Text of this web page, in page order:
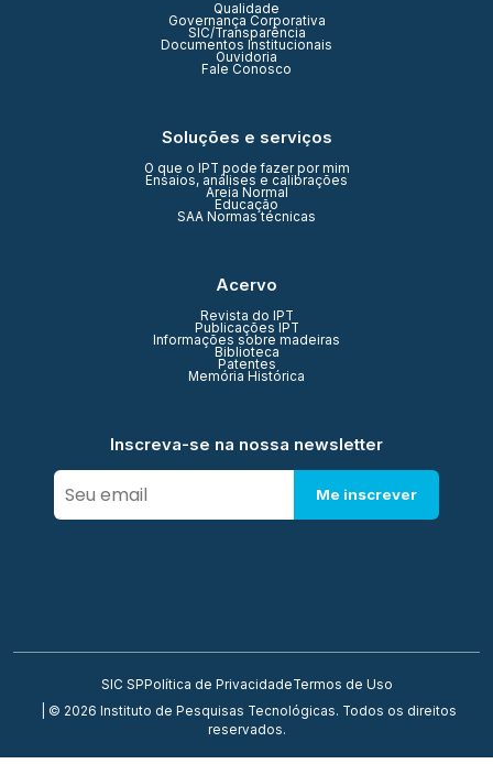
Qualidade
Governança Corporativa
SIC/Transparência
Documentos Institucionais
Ouvidoria
Fale Conosco
Soluções e serviços
O que o IPT pode fazer por mim
Ensaios, análises e calibrações
Areia Normal
Educação
SAA Normas técnicas
Acervo
Revista do IPT
Publicações IPT
Informações sobre madeiras
Biblioteca
Patentes
Memória Histórica
Inscreva-se na nossa newsletter
Me inscrever
SIC SP Política de PrivacidadeTermos de Uso
| © 2026 Instituto de Pesquisas Tecnológicas. Todos os direitos
reservados.